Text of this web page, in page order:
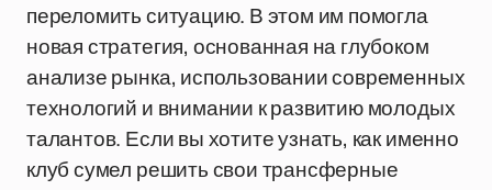
переломить ситуацию. В этом им помогла
новая стратегия, основанная на глубоком
анализе рынка, использовании современных
технологий и внимании к развитию молодых
талантов. Если вы хотите узнать, как именно
клуб сумел решить свои трансферные